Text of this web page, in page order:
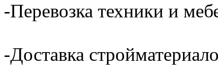
-Перевозка техники и
-Доставка